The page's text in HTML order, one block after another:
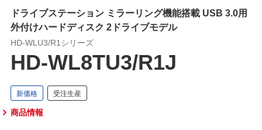
ドライブステーション ミラーリング機能搭載 USB 3.0用
外付けハードディスク 2ドライブモデル
HD-WLU3/R1シリーズ
HD-WL8TU3/R1J
商品情報